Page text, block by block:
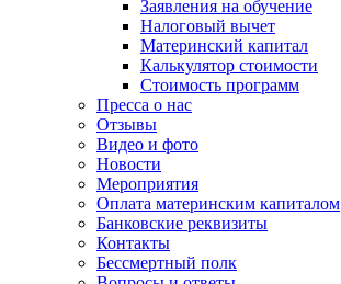
Заявления на обучение
Налоговый вычет
Материнский капитал
Калькулятор стоимости
Стоимость программ
Пресса о нас
Отзывы
Видео и фото
Новости
Мероприятия
Оплата материнским капиталом
Банковские реквизиты
Контакты
Бессмертный полк